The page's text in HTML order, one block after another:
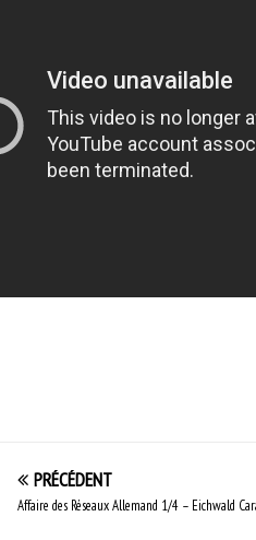
PRÉCÉDENT
Affaire des Réseaux Allemand 1/4 – Eichwald